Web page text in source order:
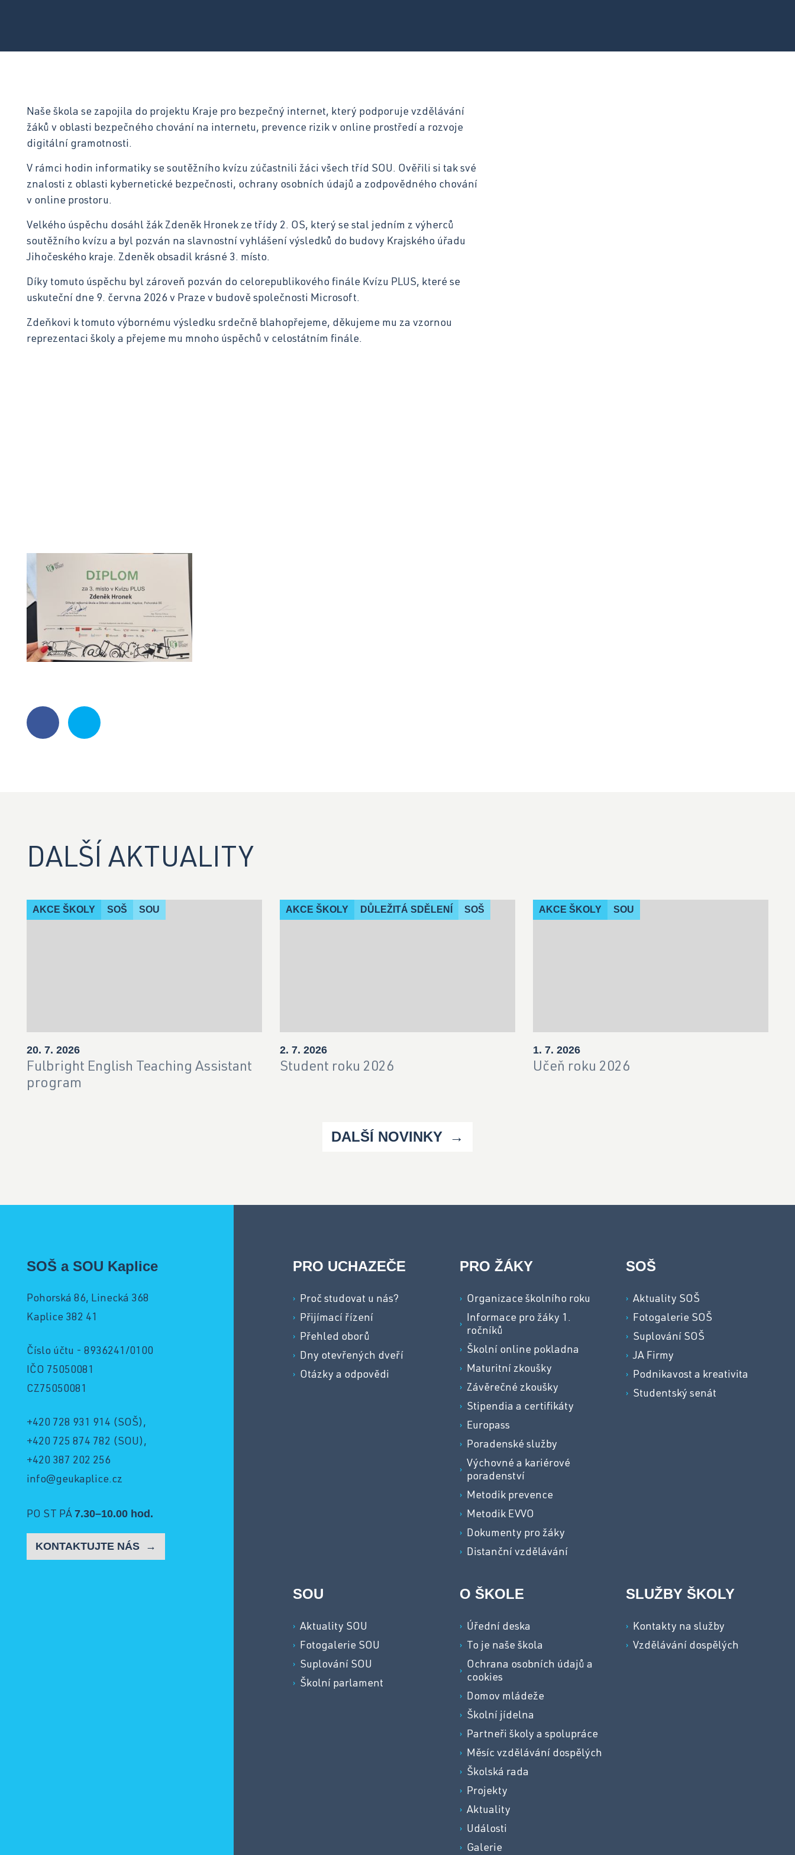
Naše škola se zapojila do projektu Kraje pro bezpečný internet, který podporuje vzdělávání
žáků v oblasti bezpečného chování na internetu, prevence rizik v online prostředí a rozvoje
digitální gramotnosti.
V rámci hodin informatiky se soutěžního kvízu zúčastnili žáci všech tříd SOU. Ověřili si tak své
znalosti z oblasti kybernetické bezpečnosti, ochrany osobních údajů a zodpovědného chování
v online prostoru.
Velkého úspěchu dosáhl žák Zdeněk Hronek ze třídy 2. OS, který se stal jedním z výherců
soutěžního kvízu a byl pozván na slavnostní vyhlášení výsledků do budovy Krajského úřadu
Jihočeského kraje. Zdeněk obsadil krásné 3. místo.
Díky tomuto úspěchu byl zároveň pozván do celorepublikového finále Kvízu PLUS, které se
uskuteční dne 9. června 2026 v Praze v budově společnosti Microsoft.
Zdeňkovi k tomuto výbornému výsledku srdečně blahopřejeme, děkujeme mu za vzornou
reprezentaci školy a přejeme mu mnoho úspěchů v celostátním finále.
DALŠÍ AKTUALITY
AKCE ŠKOLY SOŠ SOU
20. 7. 2026
Fulbright English Teaching Assistant
program
AKCE ŠKOLY DŮLEŽITÁ SDĚLENÍ SOŠ
2. 7. 2026
Student roku 2026
AKCE ŠKOLY SOU
1. 7. 2026
Učeň roku 2026
DALŠÍ NOVINKY
SOŠ a SOU Kaplice
Pohorská 86, Linecká 368
Kaplice 382 41
Číslo účtu - 8936241/0100
IČO 75050081
CZ75050081
+420 728 931 914 (SOŠ),
+420 725 874 782 (SOU),
+420 387 202 256
info@geukaplice.cz
PO ST PÁ 7.30–10.00 hod.
KONTAKTUJTE NÁS
PRO UCHAZEČE
Proč studovat u nás?
Přijímací řízení
Přehled oborů
Dny otevřených dveří
Otázky a odpovědi
PRO ŽÁKY
Organizace školního roku
Informace pro žáky 1.
ročníků
Školní online pokladna
Maturitní zkoušky
Závěrečné zkoušky
Stipendia a certifikáty
Europass
Poradenské služby
Výchovné a kariérové
poradenství
Metodik prevence
Metodik EVVO
Dokumenty pro žáky
Distanční vzdělávání
SOŠ
Aktuality SOŠ
Fotogalerie SOŠ
Suplování SOŠ
JA Firmy
Podnikavost a kreativita
Studentský senát
SOU
Aktuality SOU
Fotogalerie SOU
Suplování SOU
Školní parlament
O ŠKOLE
Úřední deska
To je naše škola
Ochrana osobních údajů a
cookies
Domov mládeže
Školní jídelna
Partneři školy a spolupráce
Měsíc vzdělávání dospělých
Školská rada
Projekty
Aktuality
Události
Galerie
SLUŽBY ŠKOLY
Kontakty na služby
Vzdělávání dospělých